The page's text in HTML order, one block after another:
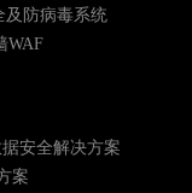
及防病毒系统
WAF
安全解决方案
案